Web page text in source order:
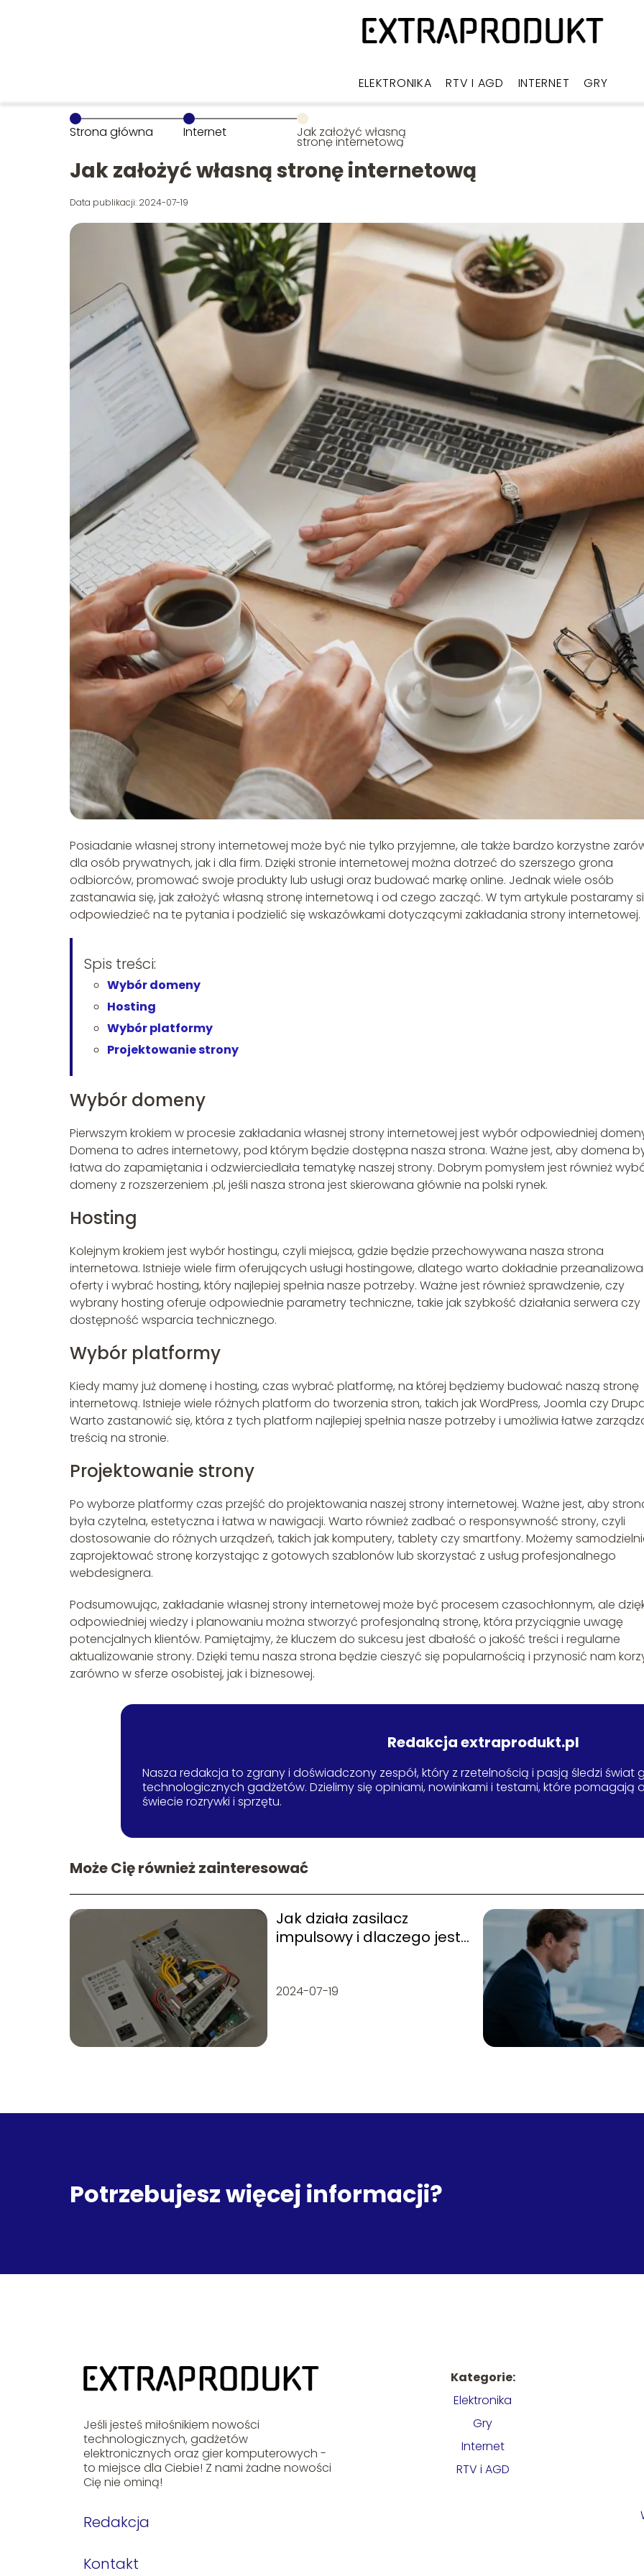
ELEKTRONIKA RTV I AGD INTERNET GRY
Strona główna Internet Jak założyć własną
stronę internetową
Jak założyć własną stronę internetową
Data publikacji: 2024-07-19
Posiadanie własnej strony internetowej może być nie tylko przyjemne, ale także bardzo korzystne
dla osób prywatnych, jak i dla firm. Dzięki stronie internetowej można dotrzeć do szerszego grona
odbiorców, promować swoje produkty lub usługi oraz budować markę online. Jednak wiele osób
zastanawia się, jak założyć własną stronę internetową i od czego zacząć. W tym artykule postaramy
odpowiedzieć na te pytania i podzielić się wskazówkami dotyczącymi zakładania strony internetowej.
Spis treści:
Wybór domeny
Hosting
Wybór platformy
Projektowanie strony
Wybór domeny
Pierwszym krokiem w procesie zakładania własnej strony internetowej jest wybór odpowiedniej
Domena to adres internetowy, pod którym będzie dostępna nasza strona. Ważne jest, aby domena
łatwa do zapamiętania i odzwierciedlała tematykę naszej strony. Dobrym pomysłem jest również
domeny z rozszerzeniem .pl, jeśli nasza strona jest skierowana głównie na polski rynek.
Hosting
Kolejnym krokiem jest wybór hostingu, czyli miejsca, gdzie będzie przechowywana nasza strona
internetowa. Istnieje wiele firm oferujących usługi hostingowe, dlatego warto dokładnie
oferty i wybrać hosting, który najlepiej spełnia nasze potrzeby. Ważne jest również sprawdzenie, czy
wybrany hosting oferuje odpowiednie parametry techniczne, takie jak szybkość działania serwera czy
dostępność wsparcia technicznego.
Wybór platformy
Kiedy mamy już domenę i hosting, czas wybrać platformę, na której będziemy budować naszą stronę
internetową. Istnieje wiele różnych platform do tworzenia stron, takich jak WordPress, Joomla czy
Warto zastanowić się, która z tych platform najlepiej spełnia nasze potrzeby i umożliwia łatwe
treścią na stronie.
Projektowanie strony
Po wyborze platformy czas przejść do projektowania naszej strony internetowej. Ważne jest, aby
była czytelna, estetyczna i łatwa w nawigacji. Warto również zadbać o responsywność strony, czyli
dostosowanie do różnych urządzeń, takich jak komputery, tablety czy smartfony. Możemy
zaprojektować stronę korzystając z gotowych szablonów lub skorzystać z usług profesjonalnego
webdesignera.
Podsumowując, zakładanie własnej strony internetowej może być procesem czasochłonnym, ale
odpowiedniej wiedzy i planowaniu można stworzyć profesjonalną stronę, która przyciągnie uwagę
potencjalnych klientów. Pamiętajmy, że kluczem do sukcesu jest dbałość o jakość treści i regularne
aktualizowanie strony. Dzięki temu nasza strona będzie cieszyć się popularnością i przynosić nam
zarówno w sferze osobistej, jak i biznesowej.
Redakcja extraprodukt.pl
Nasza redakcja to zgrany i doświadczony zespół, który z rzetelnością i pasją śledzi świat
technologicznych gadżetów. Dzielimy się opiniami, nowinkami i testami, które pomagają
świecie rozrywki i sprzętu.
Może Cię również zainteresować
Jak działa zasilacz
impulsowy i dlaczego jest
2024-07-19
Potrzebujesz więcej informacji?
Jeśli jesteś miłośnikiem nowości
technologicznych, gadżetów
elektronicznych oraz gier komputerowych -
to miejsce dla Ciebie! Z nami żadne nowości
Cię nie ominą!
Redakcja
Kontakt
Kategorie:
Elektronika
Gry
Internet
RTV i AGD